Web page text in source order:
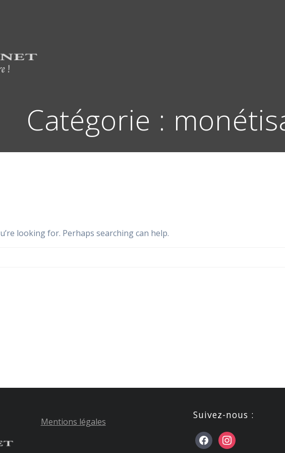
Catégorie :
looking for. Perhaps searching can help.
Mentions légales
Suivez-nous :
facebookinstagram